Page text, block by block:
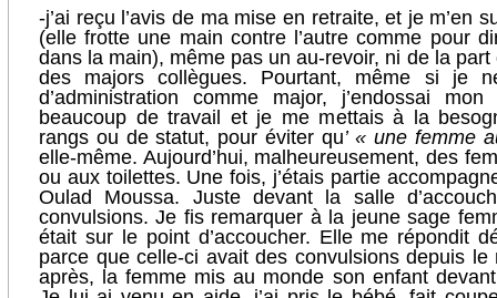
-j’ai reçu l’avis de ma mise en retraite, et je m’en
(elle frotte une main contre l’autre comme pour
dans la main), même pas un au-revoir, ni de la
des majors collègues. Pourtant, même si je
d’administration comme major, j’endossai
beaucoup de travail et je me mettais à la
rangs ou de statut, pour éviter qu’ « une femme
elle-même. Aujourd’hui, malheureusement, des
ou aux toilettes. Une fois, j’étais partie
Oulad Moussa. Juste devant la salle
convulsions. Je fis remarquer à la jeune sage
était sur le point d’accoucher. Elle me répondit
parce que celle-ci avait des convulsions depuis
après, la femme mis au monde son enfant